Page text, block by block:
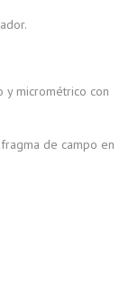
y micrométrico con
de campo en